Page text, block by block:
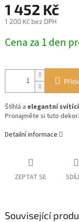
1 452 Kč
1 200 Kč bez DPH
cena:
Cena za 1 den
Štíhlá a elegantní
Pronajměte si tuto
Detailní informace
ZEPTAT SE
Související